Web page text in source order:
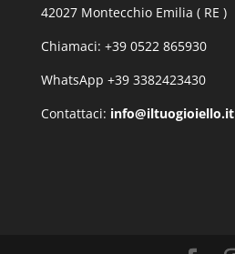
42027 Montecchio Emilia ( RE )
Chiamaci: +39 0522 865930
WhatsApp +39 3382423430
Contattaci: info@iltuogioiello.it